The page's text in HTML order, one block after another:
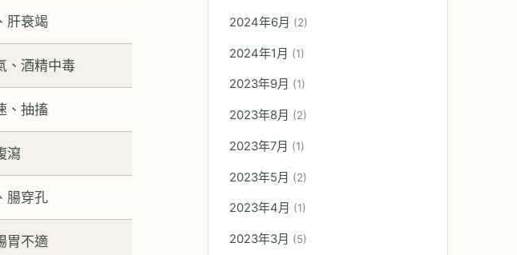
肝衰竭
、酒精中毒
、抽搐
瀉
腸穿孔
胃不適
2024年6月 (2)
2024年1月 (1)
2023年9月 (1)
2023年8月 (2)
2023年7月 (1)
2023年5月 (2)
2023年4月 (1)
2023年3月 (5)